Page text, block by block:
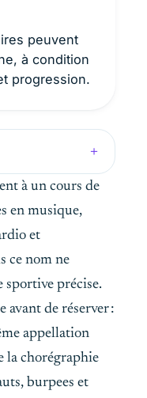
peuvent
à condition
progression.
à un cours de
en musique,
et
ce nom ne
sportive précise.
avant de réserver :
appellation
la chorégraphie
burpees et